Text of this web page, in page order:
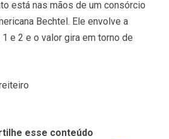
está nas mãos de um consórcio
Bechtel. Ele envolve a
e 2 e o valor gira em torno de
esse conteúdo